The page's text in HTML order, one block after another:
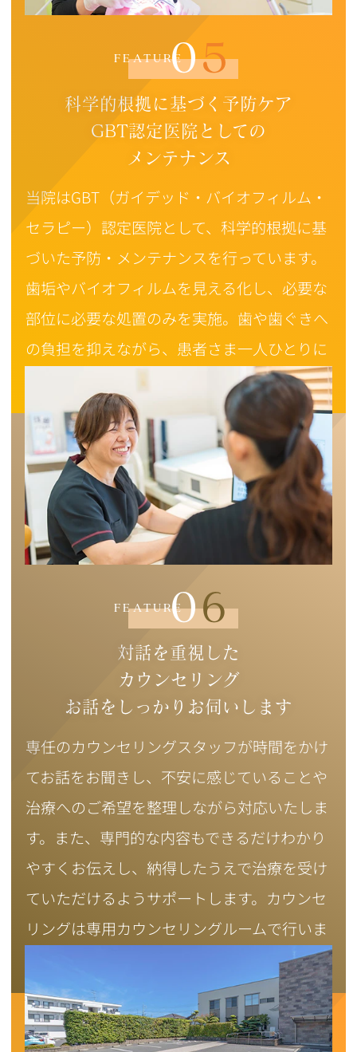
FEATURE 05
科学的根拠に基づく予防ケア
GBT認定医院としての
メンテナンス
当院はGBT（ガイデッド・バイオフィルム・
セラピー）認定医院として、科学的根拠に基
づいた予防・メンテナンスを行っています。
歯垢やバイオフィルムを見える化し、必要な
部位に必要な処置のみを実施。歯や歯ぐきへ
の負担を抑えながら、患者さま一人ひとりに
合わせた予防ケアを大切にしています。
FEATURE 06
対話を重視した
カウンセリング
お話をしっかりお伺いします
専任のカウンセリングスタッフが時間をかけ
てお話をお聞きし、不安に感じていることや
治療へのご希望を整理しながら対応いたしま
す。また、専門的な内容もできるだけわかり
やすくお伝えし、納得したうえで治療を受け
ていただけるようサポートします。カウンセ
リングは専用カウンセリングルームで行いま
すので、周囲が気にならず安心です。